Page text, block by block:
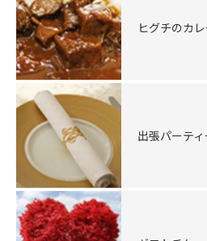
ヒグチのカ
出張パーティ